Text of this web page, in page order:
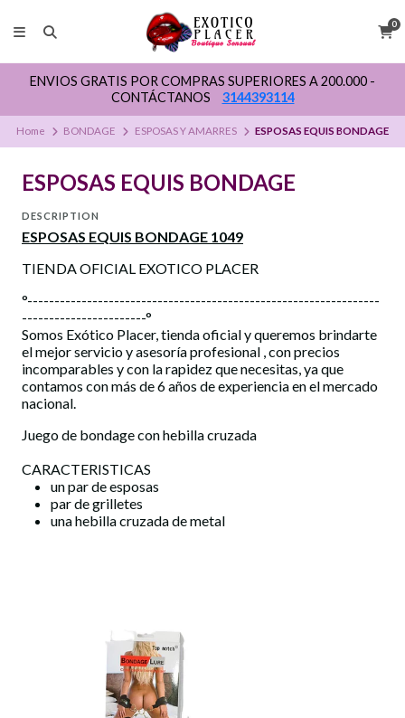
0
ENVIOS GRATIS POR COMPRAS SUPERIORES A 200.000 -
CONTÁCTANOS
3144393114
Home BONDAGE ESPOSAS Y AMARRES ESPOSAS EQUIS BONDAGE
ESPOSAS EQUIS BONDAGE
DESCRIPTION
ESPOSAS EQUIS BONDAGE 1049
TIENDA OFICIAL EXOTICO PLACER
°-----------------------------------------------------------------
-----------------------°
Somos Exótico Placer, tienda oficial y queremos brindarte
el mejor servicio y asesoría profesional , con precios
incomparables y con la rapidez que necesitas, ya que
contamos con más de 6 años de experiencia en el mercado
nacional.
Juego de bondage con hebilla cruzada
CARACTERISTICAS
un par de esposas
par de grilletes
una hebilla cruzada de metal